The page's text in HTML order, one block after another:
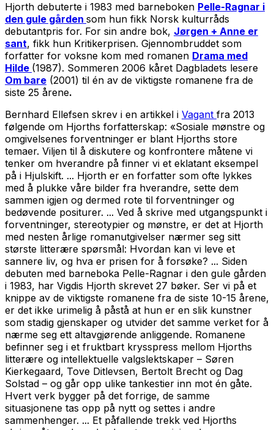
Hjorth debuterte i 1983 med barneboken Pelle-Ragnar i
den gule gården som hun fikk Norsk kulturråds
debutantpris for. For sin andre bok, Jørgen + Anne er
sant, fikk hun Kritikerprisen. Gjennombruddet som
forfatter for voksne kom med romanen Drama med
Hilde (1987). Sommeren 2006 kåret Dagbladets lesere
Om bare (2001) til én av de viktigste romanene fra de
siste 25 årene.
Bernhard Ellefsen skrev i en artikkel i Vagant fra 2013
følgende om Hjorths forfatterskap: «Sosiale mønstre og
omgivelsenes forventninger er blant Hjorths store
temaer. Viljen til å diskutere og konfrontere måtene vi
tenker om hverandre på finner vi et eklatant eksempel
på i Hjulskift. ... Hjorth er en forfatter som ofte lykkes
med å plukke våre bilder fra hverandre, sette dem
sammen igjen og dermed rote til forventninger og
bedøvende positurer. ... Ved å skrive med utgangspunkt i
forventninger, stereotypier og mønstre, er det at Hjorth
med nesten årlige romanutgivelser nærmer seg sitt
største litterære spørsmål: Hvordan kan vi leve et
sannere liv, og hva er prisen for å forsøke? ... Siden
debuten med barneboka Pelle-Ragnar i den gule gården
i 1983, har Vigdis Hjorth skrevet 27 bøker. Ser vi på et
knippe av de viktigste romanene fra de siste 10-15 årene,
er det ikke urimelig å påstå at hun er en slik kunstner
som stadig gjenskaper og utvider det samme verket for å
nærme seg ett altavgjørende anliggende. Romanene
befinner seg i et fruktbart krysspress mellom Hjorths
litterære og intellektuelle valgslektskaper – Søren
Kierkegaard, Tove Ditlevsen, Bertolt Brecht og Dag
Solstad – og går opp ulike tankestier inn mot én gåte.
Hvert verk bygger på det forrige, de samme
situasjonene tas opp på nytt og settes i andre
sammenhenger. ... Et påfallende trekk ved Hjorths